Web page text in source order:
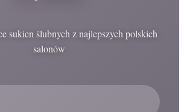
sukien ślubnych z najlepszych polskich
salonów